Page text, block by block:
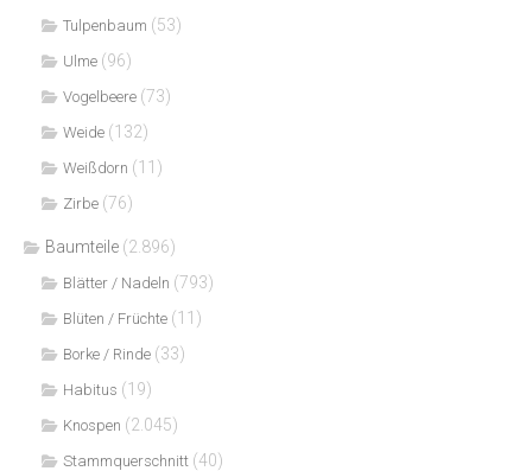
Tulpenbaum (53)
Ulme (96)
Vogelbeere (73)
Weide (132)
Weißdorn (11)
Zirbe (76)
Baumteile (2.896)
Blätter / Nadeln (793)
Blüten / Früchte (11)
Borke / Rinde (33)
Habitus (19)
Knospen (2.045)
Stammquerschnitt (40)